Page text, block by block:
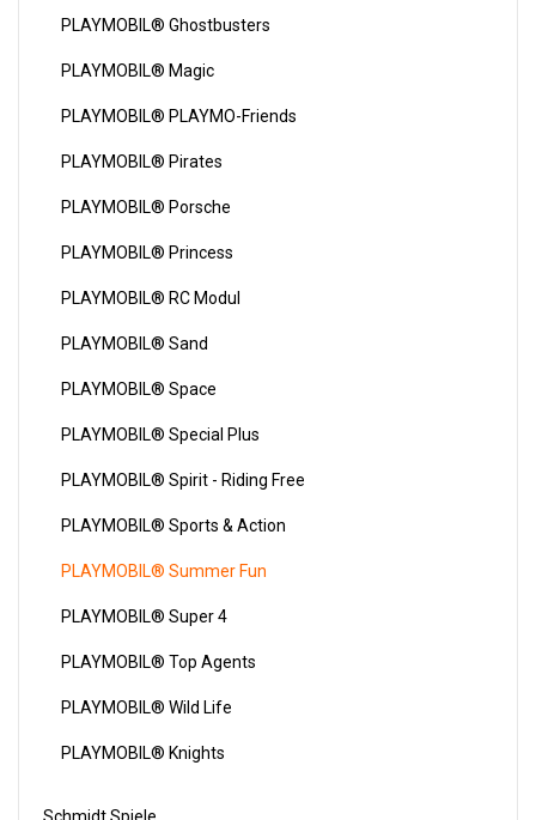
PLAYMOBIL® Ghostbusters
PLAYMOBIL® Magic
PLAYMOBIL® PLAYMO-Friends
PLAYMOBIL® Pirates
PLAYMOBIL® Porsche
PLAYMOBIL® Princess
PLAYMOBIL® RC Modul
PLAYMOBIL® Sand
PLAYMOBIL® Space
PLAYMOBIL® Special Plus
PLAYMOBIL® Spirit - Riding Free
PLAYMOBIL® Sports & Action
PLAYMOBIL® Summer Fun
PLAYMOBIL® Super 4
PLAYMOBIL® Top Agents
PLAYMOBIL® Wild Life
PLAYMOBIL® Knights